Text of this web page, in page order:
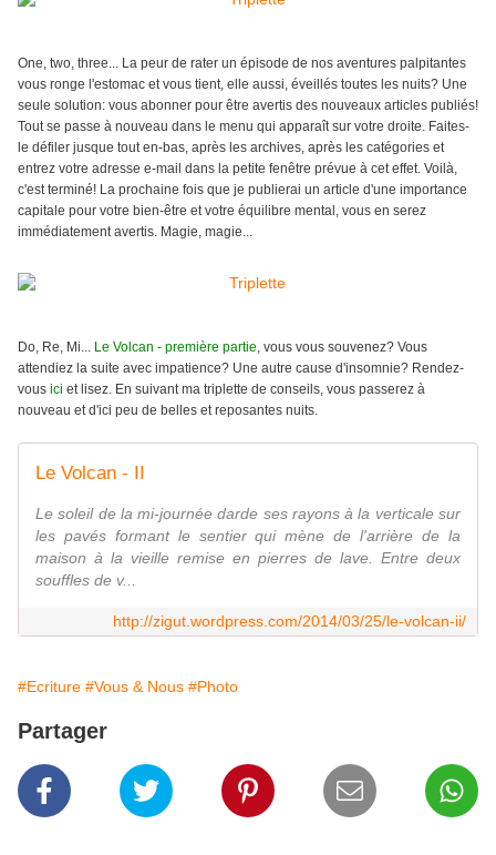
One, two, three... La peur de rater un épisode de nos aventures palpitantes
vous ronge l'estomac et vous tient, elle aussi, éveillés toutes les nuits? Une
seule solution: vous abonner pour être avertis des nouveaux articles publiés!
Tout se passe à nouveau dans le menu qui apparaît sur votre droite. Faites-
le défiler jusque tout en-bas, après les archives, après les catégories et
entrez votre adresse e-mail dans la petite fenêtre prévue à cet effet. Voilà,
c'est terminé! La prochaine fois que je publierai un article d'une importance
capitale pour votre bien-être et votre équilibre mental, vous en serez
immédiatement avertis. Magie, magie...
Do, Re, Mi... Le Volcan - première partie, vous vous souvenez? Vous
attendiez la suite avec impatience? Une autre cause d'insomnie? Rendez-
vous ici et lisez. En suivant ma triplette de conseils, vous passerez à
nouveau et d'ici peu de belles et reposantes nuits.
Le Volcan - II
Le soleil de la mi-journée darde ses rayons à la verticale sur
les pavés formant le sentier qui mène de l'arrière de la
maison à la vieille remise en pierres de lave. Entre deux
souffles de v...
http://zigut.wordpress.com/2014/03/25/le-volcan-ii/
#Ecriture #Vous & Nous #Photo
Partager